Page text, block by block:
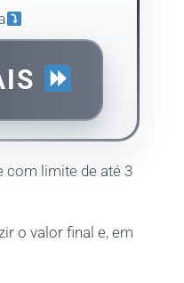
com limite de até 3
o valor final e, em